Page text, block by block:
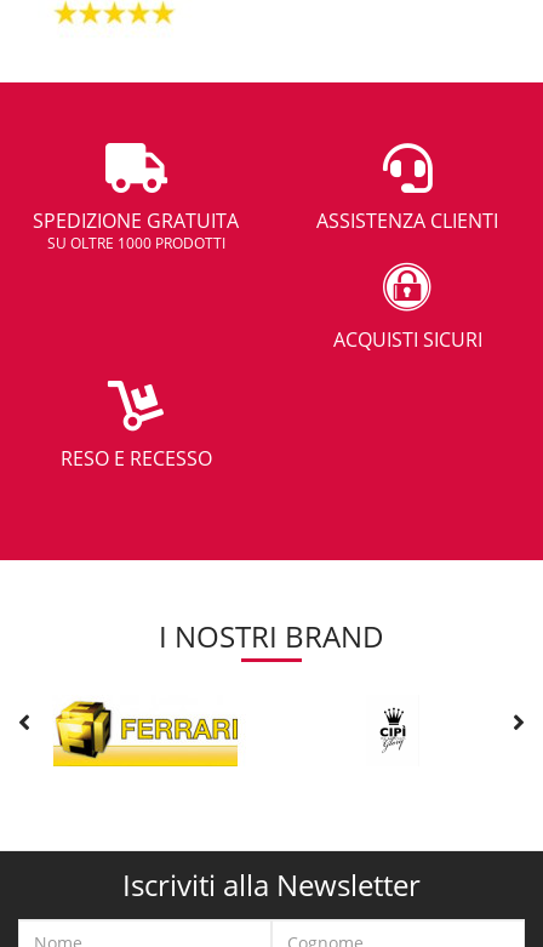
SPEDIZIONE GRATUITA
SU OLTRE 1000 PRODOTTI
ASSISTENZA CLIENTI
ACQUISTI SICURI
RESO E RECESSO
I NOSTRI BRAND
Iscriviti alla Newsletter